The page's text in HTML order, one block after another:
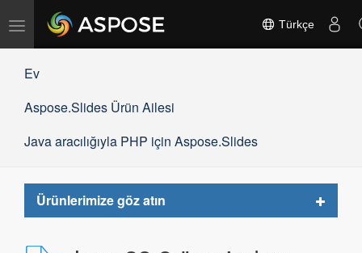
Gezinmeyi
Türkçe
Ev
Aspose.Slides Ürün Ailesi
Java aracılığıyla PHP için Aspose.Slides
Ürünlerimize göz atın
Toggle